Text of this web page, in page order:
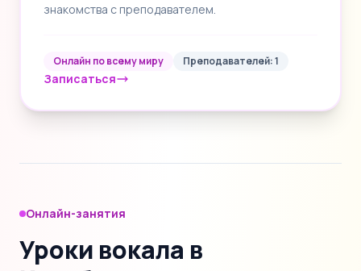
знакомства с преподавателем.
Онлайн по всему миру Преподавателей: 1
Записаться
Онлайн-занятия
Уроки вокала в